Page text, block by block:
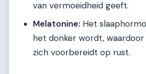
van vermoeidheid geeft.
Melatonine: Het
het donker wordt, waardoor
zich voorbereidt op rust.